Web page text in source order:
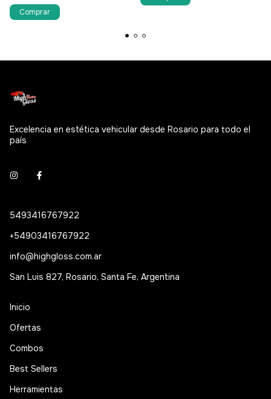
Excelencia en estética vehicular desde Rosario para todo el
país
5493416767922
+54903416767922
info@highgloss.com.ar
San Luis 827, Rosario, Santa Fe, Argentina
Inicio
Ofertas
Combos
Best Sellers
Herramientas